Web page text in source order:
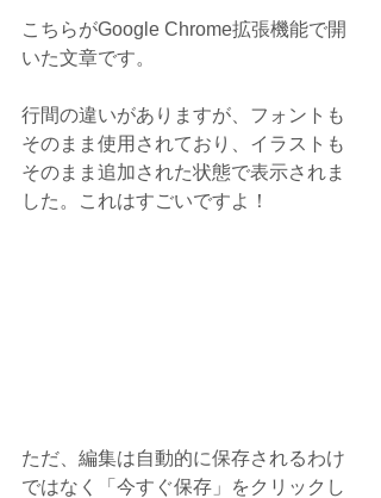
こちらがGoogle Chrome拡張機能で開
いた文章です。
行間の違いがありますが、フォントも
そのまま使用されており、イラストも
そのまま追加された状態で表示されま
した。これはすごいですよ！
ただ、編集は自動的に保存されるわけ
ではなく「今すぐ保存」をクリックし